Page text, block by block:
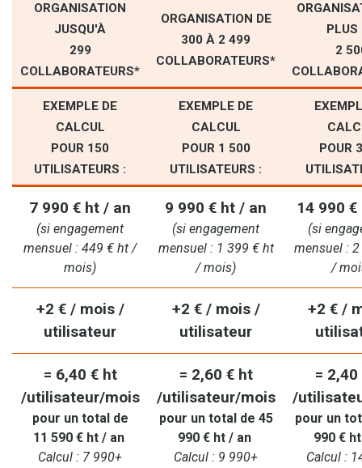
ORGANISATION
JUSQU'À
299
COLLABORATEURS*
ORGANISATION DE
300 À 2 499
COLLABORATEURS*
PLUS
2
EXEMPLE DE
CALCUL
POUR 150
UTILISATEURS :
EXEMPLE DE
CALCUL
POUR 1 500
UTILISATEURS :
POUR
7 990 € ht / an
(si engagement
mensuel : 449 € ht /
mois)
9 990 € ht / an
(si engagement
mensuel : 1 399 € ht
/ mois)
14 990
(si
mensuel :
/
+2 € / mois /
utilisateur
+2 € / mois /
utilisateur
+2 € /
= 6,40 € ht
/utilisateur/mois
pour un total de
11 590 € ht / an
Calcul : 7 990+
= 2,60 € ht
/utilisateur/mois
pour un total de 45
990 € ht / an
Calcul : 9 990+
=
/
pour un
990 €
Calcul :